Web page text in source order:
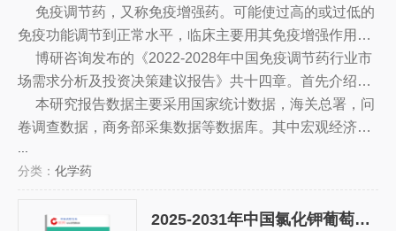
因此，企业需要深入研究市场，抓住市场机遇，建立品牌
优势，拓展新的发展方向，以赢得更多的市场份额。
免疫调节药，又称免疫增强药。可能使过高的或过低的
免疫功能调节到正常水平，临床主要用其免疫增强作用，
治疗免疫缺陷疾病、慢性感染和作为肿瘤的辅助治疗。近
年来也发现人参、黄芪、五味子、枸杞子、党参、冬虫夏
草、灵芝和银耳多糖等具有提高免疫功能的作用。
博研咨询发布的《2022-2028年中国免疫调节药行业市
场需求分析及投资决策建议报告》共十四章。首先介绍了
免疫调节药行业市场发展环境、免疫调节药整体运行态势
等，接着分析了免疫调节药行业市场运行的现状，然后介
绍了免疫调节药市场竞争格局。随后，报告对免疫调节药
做了重点企业经营状况分析，最后分析了免疫调节药行业
的了解或者想投资免疫调节药行业，本报告是您不可或缺
本研究报告数据主要采用国家统计数据，海关总署，问
卷调查数据，商务部采集数据等数据库。其中宏观经济数
据主要来自国家统计局，部分行业统计数据主要来自国家
统计局及市场调研数据，企业数据主要来自于国统计局规
各类市场监测数据库。
分类： 化学药
2025-2031年中国氯化钾葡萄糖注射液行业运行动态及投资策略研究报告